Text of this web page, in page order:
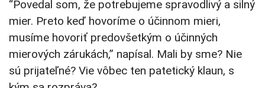
“Povedal som, že potrebujeme spravodlivý a silný
mier. Preto keď hovoríme o účinnom mieri,
musíme hovoriť predovšetkým o účinných
mierových zárukách,” napísal. Mali by sme? Nie
sú prijateľné? Vie vôbec ten patetický klaun, s